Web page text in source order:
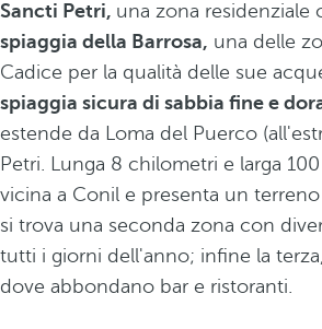
Sancti Petri, una zona residenziale
spiaggia della Barrosa, una delle
Cadice per la qualità delle sue
spiaggia sicura di sabbia fine e
estende da Loma del Puerco
Petri. Lunga 8 chilometri e larga
vicina a Conil e presenta un
si trova una seconda zona con
tutti i giorni dell'anno; infine la
dove abbondano bar e ristoranti.